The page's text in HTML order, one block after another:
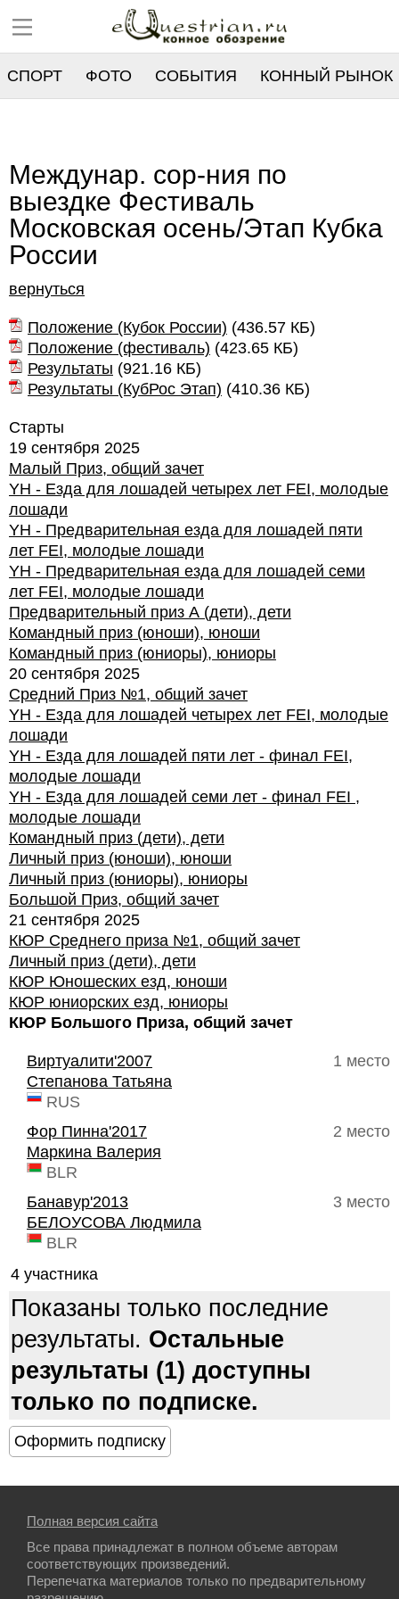
СПОРТ ФОТО СОБЫТИЯ КОННЫЙ РЫНОК
Междунар. сор-ния по
выездке Фестиваль
Московская осень/Этап Кубка
России
вернуться
Положение (Кубок России) (436.57 КБ)
Положение (фестиваль) (423.65 КБ)
Результаты (921.16 КБ)
Результаты (КубРос Этап) (410.36 КБ)
Старты
19 сентября 2025
Малый Приз, общий зачет
YH - Езда для лошадей четырех лет FEI, молодые
лошади
YH - Предварительная езда для лошадей пяти
лет FEI, молодые лошади
YH - Предварительная езда для лошадей семи
лет FEI, молодые лошади
Предварительный приз А (дети), дети
Командный приз (юноши), юноши
Командный приз (юниоры), юниоры
20 сентября 2025
Средний Приз №1, общий зачет
YH - Езда для лошадей четырех лет FEI, молодые
лошади
YH - Езда для лошадей пяти лет - финал FEI,
молодые лошади
YH - Езда для лошадей семи лет - финал FEI ,
молодые лошади
Командный приз (дети), дети
Личный приз (юноши), юноши
Личный приз (юниоры), юниоры
Большой Приз, общий зачет
21 сентября 2025
КЮР Среднего приза №1, общий зачет
Личный приз (дети), дети
КЮР Юношеских езд, юноши
КЮР юниорских езд, юниоры
КЮР Большого Приза, общий зачет
1 место
Виртуалити'2007
Степанова Татьяна
RUS
2 место
Фор Пинна'2017
Маркина Валерия
BLR
3 место
Банавур'2013
БЕЛОУСОВА Людмила
BLR
4 участника
Показаны только последние
результаты. Остальные
результаты (1) доступны
только по подписке.
Полная версия сайта
Все права принадлежат в полном объеме авторам
соответствующих произведений.
Перепечатка материалов только по предварительному